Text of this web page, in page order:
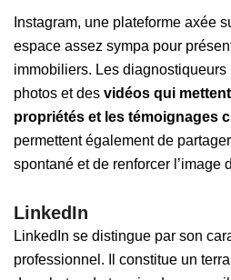
Instagram, une plateforme axée
espace assez sympa pour
immobiliers. Les
photos et des vidéos qui
propriétés et les témoignages
permettent également de
spontané et de renforcer l’image
LinkedIn
LinkedIn se distingue par son
professionnel. Il constitue un